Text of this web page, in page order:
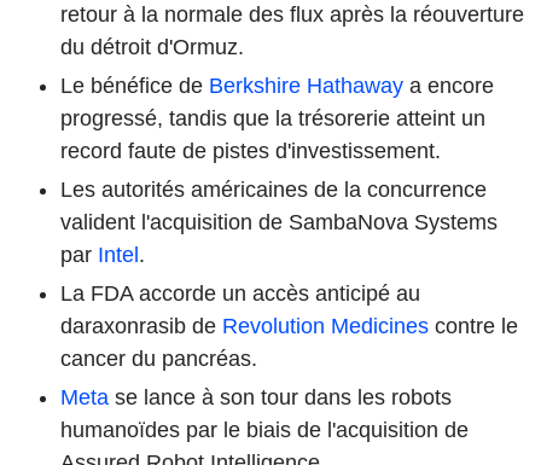
retour à la normale des flux après la réouverture
du détroit d'Ormuz.
Le bénéfice de Berkshire Hathaway a encore
progressé, tandis que la trésorerie atteint un
record faute de pistes d'investissement.
Les autorités américaines de la concurrence
valident l'acquisition de SambaNova Systems
par Intel.
La FDA accorde un accès anticipé au
daraxonrasib de Revolution Medicines contre le
cancer du pancréas.
Meta se lance à son tour dans les robots
humanoïdes par le biais de l'acquisition de